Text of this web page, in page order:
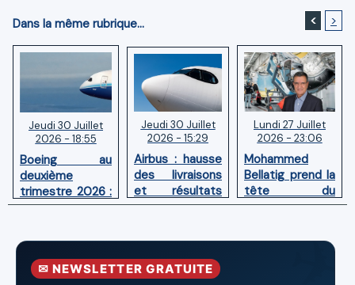
Dans la même rubrique... < >
Jeudi 30 Juillet
2026 - 18:55
Boeing au
deuxième
trimestre 2026 :
Chiffre d'affaires
pertes nettes
réduites
Jeudi 30 Juillet
2026 - 15:29
Airbus : hausse
des livraisons
et résultats
financiers
premier
Lundi 27 Juillet
2026 - 23:06
Mohammed
Bellatig prend la
tête du
Groupement
Marocaines
✉ NEWSLETTER GRATUITE